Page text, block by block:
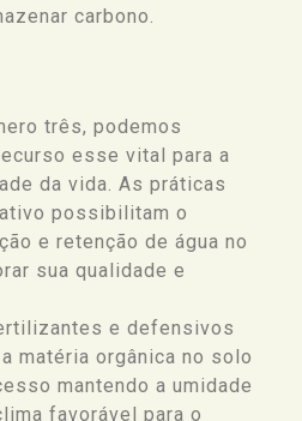
carbono.
três, podemos
esse vital para a
da vida. As práticas
possibilitam o
e retenção de água no
sua qualidade e
e defensivos
matéria orgânica no solo
mantendo a umidade
favorável para o